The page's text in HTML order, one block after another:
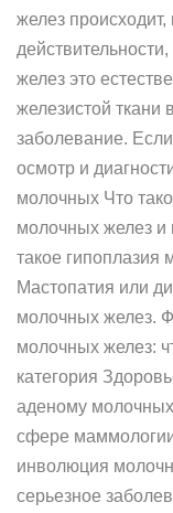
желез
желез это
железистой
заболевание.
осмотр и
молочных Что
молочных желез и
такое гипоплазия
Мастопатия или
молочных желез.
молочных желез:
категория
аденому
сфере
инволюция
серьезное